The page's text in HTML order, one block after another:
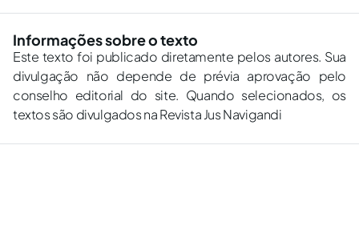
Informações sobre o texto
Este texto foi publicado diretamente pelos autores. Sua
divulgação não depende de prévia aprovação pelo
conselho editorial do site. Quando selecionados, os
textos são divulgados na Revista Jus Navigandi